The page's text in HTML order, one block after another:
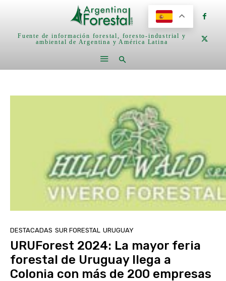
Fuente de información forestal, foresto-industrial y
ambiental de Argentina y América Latina
DESTACADAS SUR FORESTAL URUGUAY
URUForest 2024: La mayor feria
forestal de Uruguay llega a
Colonia con más de 200 empresas